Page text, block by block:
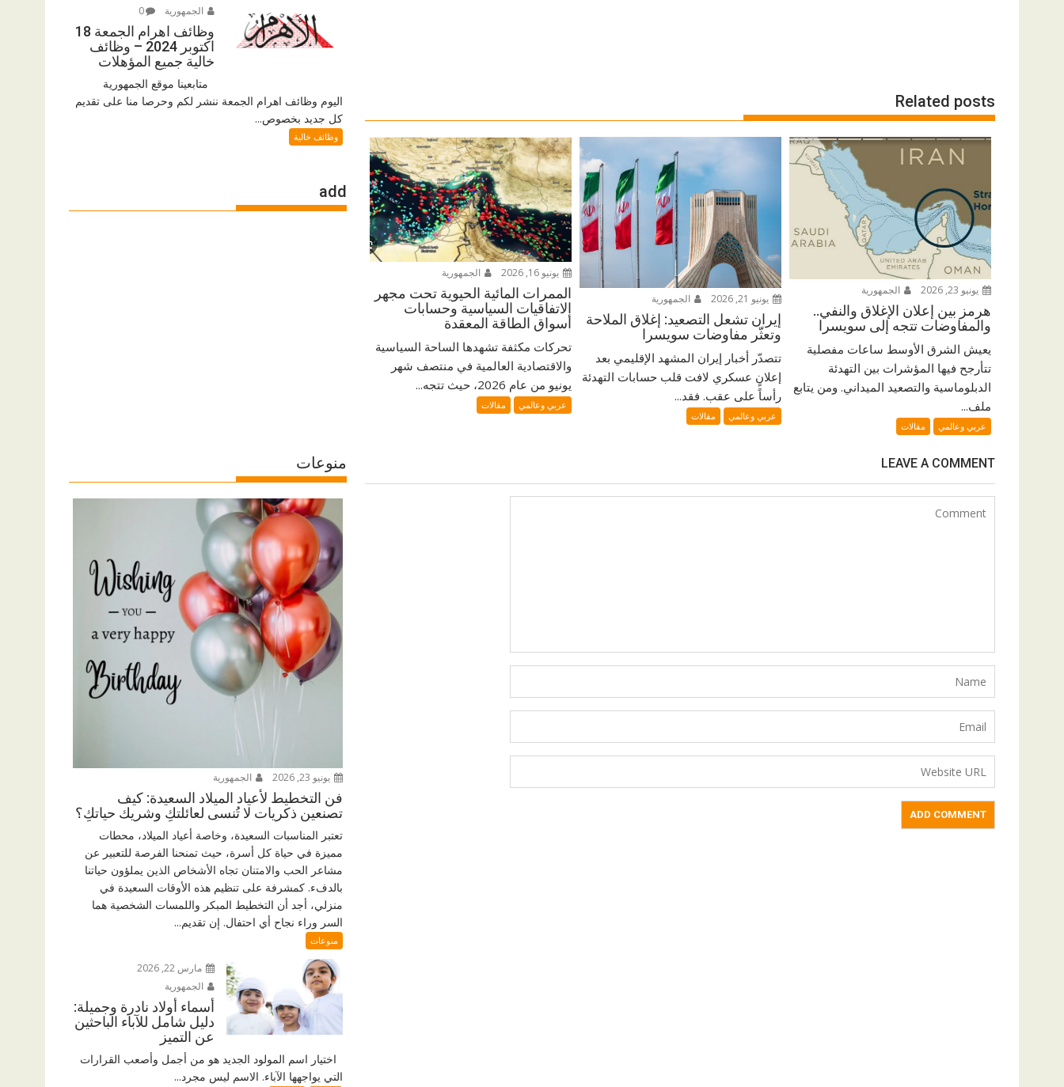
Related posts
يونيو 23, 2026 الجمهورية
هرمز بين إعلان الإغلاق والنفي..
والمفاوضات تتجه إلى سويسرا
يعيش الشرق الأوسط ساعات مفصلية
تتأرجح فيها المؤشرات بين التهدئة
الدبلوماسية والتصعيد الميداني. ومن يتابع
ملف...
عربي وعالمي مقالات
يونيو 21, 2026 الجمهورية
إيران تشعل التصعيد: إغلاق الملاحة
وتعثّر مفاوضات سويسرا
تتصدّر أخبار إيران المشهد الإقليمي بعد
إعلانٍ عسكري لافت قلب حسابات التهدئة
رأساً على عقب. فقد...
عربي وعالمي مقالات
يونيو 16, 2026 الجمهورية
الممرات المائية الحيوية تحت مجهر
الاتفاقيات السياسية وحسابات
أسواق الطاقة المعقدة
تحركات مكثفة تشهدها الساحة السياسية
والاقتصادية العالمية في منتصف شهر
يونيو من عام 2026، حيث تتجه...
عربي وعالمي مقالات
LEAVE A COMMENT
الجمهورية
0
وظائف اهرام الجمعة 18
اكتوبر 2024 – وظائف
خالية جميع المؤهلات
متابعينا موقع الجمهورية
اليوم وظائف اهرام الجمعة ننشر لكم وحرصا منا على تقديم
كل جديد بخصوص...
وظائف خالية
add
منوعات
يونيو 23, 2026 الجمهورية
فن التخطيط لأعياد الميلاد السعيدة: كيف
تصنعين ذكريات لا تُنسى لعائلتكِ وشريك حياتكِ؟
تعتبر المناسبات السعيدة، وخاصة أعياد الميلاد، محطات
مميزة في حياة كل أسرة، حيث تمنحنا الفرصة للتعبير عن
مشاعر الحب والامتنان تجاه الأشخاص الذين يملؤون حياتنا
بالدفء. كمشرفة على تنظيم هذه الأوقات السعيدة في
منزلي، أجد أن التخطيط المبكر واللمسات الشخصية هما
السر وراء نجاح أي احتفال. إن تقديم...
منوعات
مارس 22, 2026
الجمهورية
أسماء أولاد نادرة وجميلة:
دليل شامل للآباء الباحثين
عن التميز
اختيار اسم المولود الجديد هو من أجمل وأصعب القرارات
التي يواجهها الآباء. الاسم ليس مجرد...